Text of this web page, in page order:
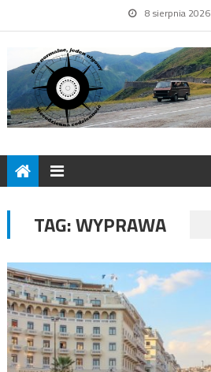
8 sierpnia 2026
TAG:WYPRAWA